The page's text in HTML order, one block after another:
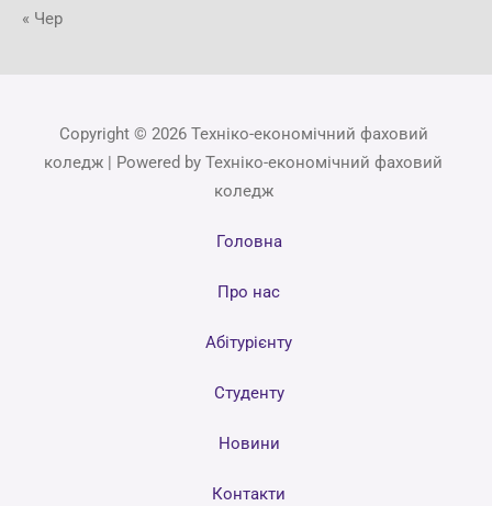
« Чер
Copyright © 2026 Техніко-економічний фаховий
коледж | Powered by Техніко-економічний фаховий
коледж
Головна
Про нас
Абітурієнту
Студенту
Новини
Контакти